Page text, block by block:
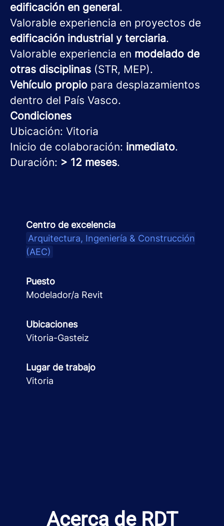
edificación en general.
Valorable experiencia en proyectos de
edificación industrial y terciaria.
Valorable experiencia en modelado de
otras disciplinas (STR, MEP).
Vehículo propio para desplazamientos
dentro del País Vasco.
Condiciones
Ubicación: Vitoria
Inicio de colaboración: inmediato.
Duración: > 12 meses.
Centro de excelencia
Arquitectura, Ingeniería & Construcción
(AEC)
Puesto
Modelador/a Revit
Ubicaciones
Vitoria-Gasteiz
Lugar de trabajo
Vitoria
Acerca de RDT